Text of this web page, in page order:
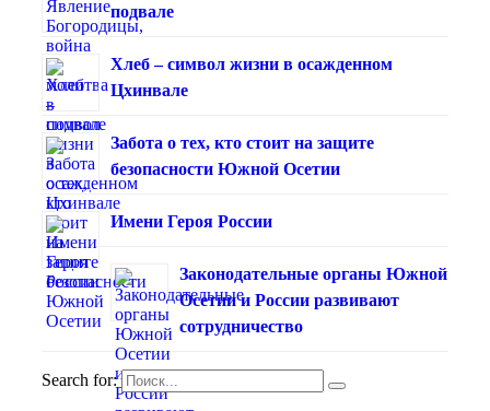
подвале
Хлеб – символ жизни в осажденном
Цхинвале
Забота о тех, кто стоит на защите
безопасности Южной Осетии
Имени Героя России
Законодательные органы Южной
Осетии и России развивают
сотрудничество
Search for: